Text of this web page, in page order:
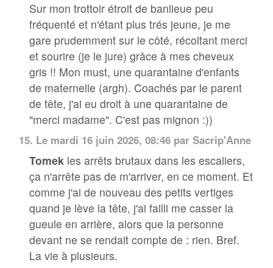
Sur mon trottoir étroit de banlieue peu
fréquenté et n'étant plus trés jeune, je me
gare prudemment sur le côté, récoltant merci
et sourire (je le jure) grâce à mes cheveux
gris !! Mon must, une quarantaine d'enfants
de maternelle (argh). Coachés par le parent
de tête, j'ai eu droit à une quarantaine de
"merci madame". C'est pas mignon :))
15. Le mardi 16 juin 2026, 08:46 par Sacrip'Anne
Tomek les arrêts brutaux dans les escaliers,
ça n'arrête pas de m'arriver, en ce moment. Et
comme j'ai de nouveau des petits vertiges
quand je lève la tête, j'ai failli me casser la
gueule en arrière, alors que la personne
devant ne se rendait compte de : rien. Bref.
La vie à plusieurs.